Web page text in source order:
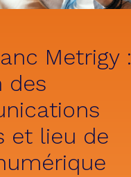
Metrigy :
des
et lieu de